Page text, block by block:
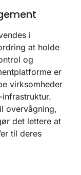
i
at holde
og
er
virksomheder
overvågning,
det lettere at
til deres